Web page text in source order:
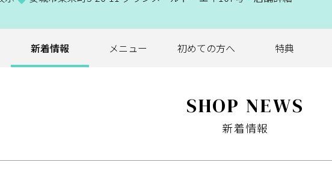
ール・
ーニング新着情報 メニュー 初めての方へ 特典
SHOP NEWS
新着情報